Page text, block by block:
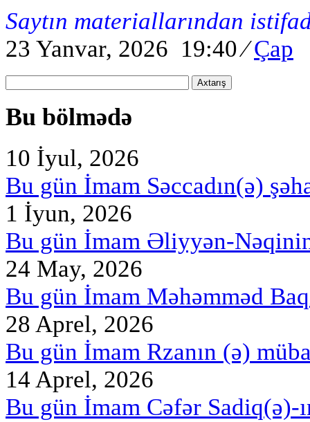
Saytın materiallarından
23 Yanvar, 2026 19:40⁄ Çap
Axtarış
Bu bölmədə
10 İyul, 2026
Bu gün İmam Səccadın(ə)
1 İyun, 2026
Bu gün İmam Əliyyən-
24 May, 2026
Bu gün İmam Məhəmməd
28 Aprel, 2026
Bu gün İmam Rzanın (ə)
14 Aprel, 2026
Bu gün İmam Cəfər Sadiq(ə)-